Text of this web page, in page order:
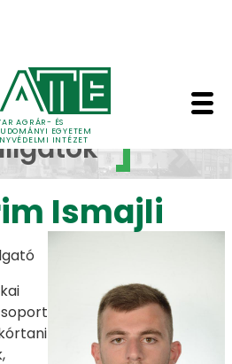
AGRÁR- ÉS
EGYETEM
INTÉZET
-
PhD
Ismajli